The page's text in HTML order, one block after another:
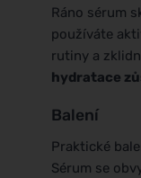
Ráno sérum
používáte
rutiny a
hydratace
Balení
Praktické
Sérum se